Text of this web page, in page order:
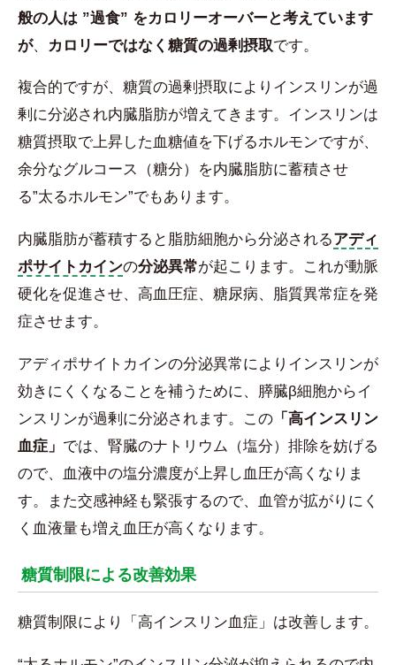
般の人は ”過食” をカロリーオーバーと考えています
が、 カロリーではなく糖質の過剰摂取です。
複合的ですが、糖質の過剰摂取によりインスリンが過
剰に分泌され内臓脂肪が増えてきます。インスリンは
糖質摂取で上昇した血糖値を下げるホルモンですが、
余分なグルコース（糖分）を内臓脂肪に蓄積させ
る”太るホルモン”でもあります。
内臓脂肪が蓄積すると脂肪細胞から分泌されるアディ
ポサイトカインの分泌異常が起こります。これが動脈
硬化を促進させ、高血圧症、糖尿病、脂質異常症を発
症させます。
アディポサイトカインの分泌異常によりインスリンが
効きにくくなることを補うために、膵臓β細胞からイ
ンスリンが過剰に分泌されます。この 「高インスリン
血症」 では、腎臓のナトリウム（塩分）排除を妨げる
ので、血液中の塩分濃度が上昇し血圧が高くなりま
す。また交感神経も緊張するので、血管が拡がりにく
く血液量も増え血圧が高くなります。
糖質制限による改善効果
糖質制限により「高インスリン血症」は改善します。